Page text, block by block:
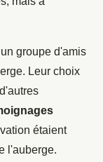
groupe d'amis
Leur choix
étaient
l'auberge.